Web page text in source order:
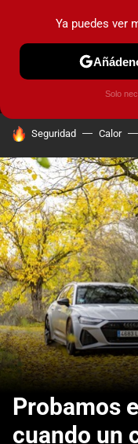
MENÚ
HOY SE HABLA DE
Seguridad Calor
Probamos
cuando un
Ya puedes ver
Solo